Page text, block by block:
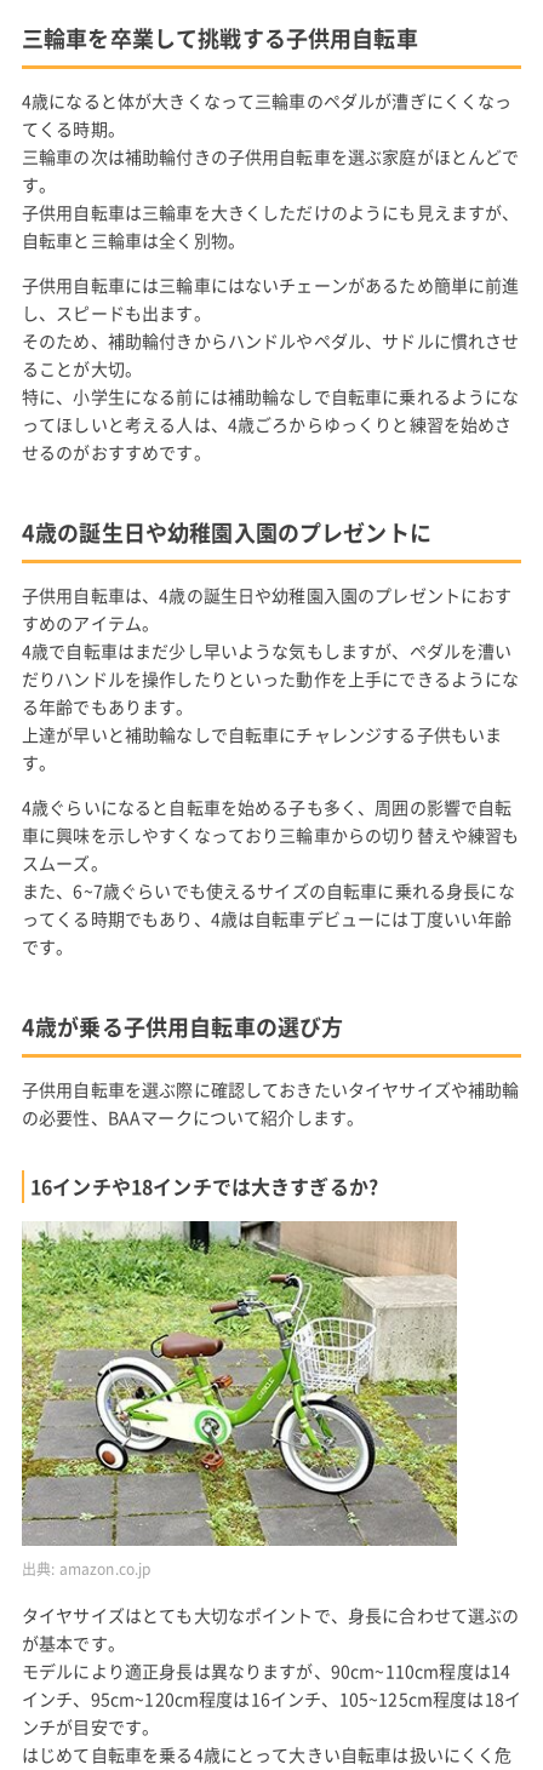
三輪車を卒業して挑戦する子供用自転車
4歳になると体が大きくなって三輪車のペダルが漕ぎにくくなっ
てくる時期。
三輪車の次は補助輪付きの子供用自転車を選ぶ家庭がほとんどで
す。
子供用自転車は三輪車を大きくしただけのようにも見えますが、
自転車と三輪車は全く別物。
子供用自転車には三輪車にはないチェーンがあるため簡単に前進
し、スピードも出ます。
そのため、補助輪付きからハンドルやペダル、サドルに慣れさせ
ることが大切。
特に、小学生になる前には補助輪なしで自転車に乗れるようにな
ってほしいと考える人は、4歳ごろからゆっくりと練習を始めさ
せるのがおすすめです。
4歳の誕生日や幼稚園入園のプレゼントに
子供用自転車は、4歳の誕生日や幼稚園入園のプレゼントにおす
すめのアイテム。
4歳で自転車はまだ少し早いような気もしますが、ペダルを漕い
だりハンドルを操作したりといった動作を上手にできるようにな
る年齢でもあります。
上達が早いと補助輪なしで自転車にチャレンジする子供もいま
す。
4歳ぐらいになると自転車を始める子も多く、周囲の影響で自転
車に興味を示しやすくなっており三輪車からの切り替えや練習も
スムーズ。
また、6~7歳ぐらいでも使えるサイズの自転車に乗れる身長にな
ってくる時期でもあり、4歳は自転車デビューには丁度いい年齢
です。
4歳が乗る子供用自転車の選び方
子供用自転車を選ぶ際に確認しておきたいタイヤサイズや補助輪
の必要性、BAAマークについて紹介します。
16インチや18インチでは大きすぎるか?
出典: amazon.co.jp
タイヤサイズはとても大切なポイントで、身長に合わせて選ぶの
が基本です。
モデルにより適正身長は異なりますが、90cm~110cm程度は14
インチ、95cm~120cm程度は16インチ、105~125cm程度は18イ
ンチが目安です。
はじめて自転車を乗る4歳にとって大きい自転車は扱いにくく危